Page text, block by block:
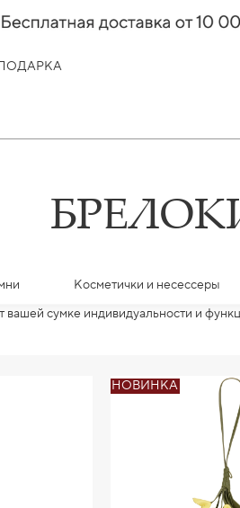
Косметички и несессеры
сумке индивидуальности и
НОВИНКА